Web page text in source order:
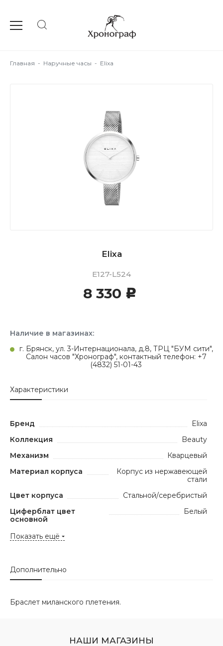
Главная - Наручные часы - Elixa
Elixa
E127-L524
8 330 c
Наличие в магазинах:
г. Брянск, ул. 3-Интернационала, д.8, ТРЦ "БУМ сити",
Салон часов "Хронограф", контактный телефон: +7
(4832) 51-01-43
Характеристики
Бренд
Elixa
Коллекция
Beauty
Механизм
Кварцевый
Материал корпуса
Корпус из нержавеющей
стали
Цвет корпуса
Стальной/серебристый
Циферблат цвет
основной
Белый
Показать ещё
Дополнительно
Браслет миланского плетения.
НАШИ МАГАЗИНЫ